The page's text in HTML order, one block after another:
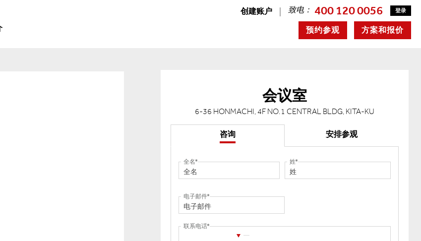
创建账户 致电： 400 120 0056 登录
方案和报价
预约参观
会议室
6-36 HONMACHI, 4F NO.1 CENTRAL BLDG, KITA-KU
咨询 安排参观
全名 姓
电子邮件
联系电话